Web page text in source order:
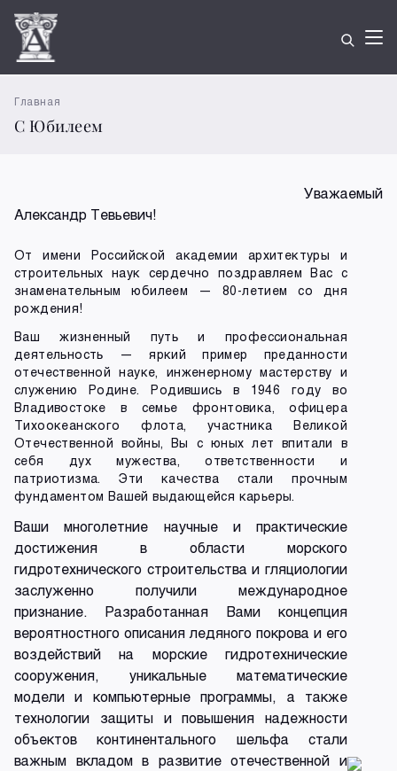
Главная
С Юбилеем
Уважаемый
Александр Тевьевич!
От имени Российской академии архитектуры и
строительных наук сердечно поздравляем Вас с
знаменательным юбилеем — 80-летием со дня
рождения!
Ваш жизненный путь и профессиональная
деятельность — яркий пример преданности
отечественной науке, инженерному мастерству и
служению Родине. Родившись в 1946 году во
Владивостоке в семье фронтовика, офицера
Тихоокеанского флота, участника Великой
Отечественной войны, Вы с юных лет впитали в
себя дух мужества, ответственности и
патриотизма. Эти качества стали прочным
фундаментом Вашей выдающейся карьеры.
Ваши многолетние научные и практические
достижения в области морского
гидротехнического строительства и гляциологии
заслуженно получили международное
признание. Разработанная Вами концепция
вероятностного описания ледяного покрова и его
воздействий на морские гидротехнические
сооружения, уникальные математические
модели и компьютерные программы, а также
технологии защиты и повышения надежности
объектов континентального шельфа стали
важным вкладом в развитие отечественной и